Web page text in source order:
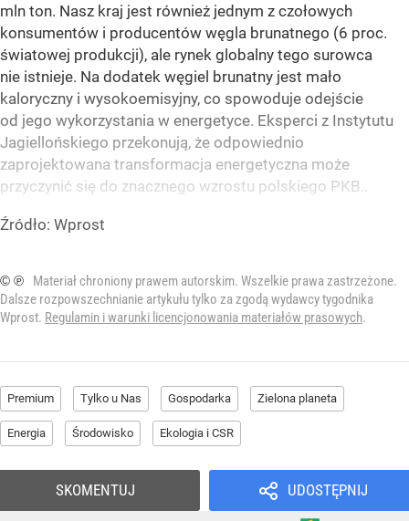
mln ton. Nasz kraj jest również jednym z czołowych
konsumentów i producentów węgla brunatnego (6 proc.
światowej produkcji), ale rynek globalny tego surowca
nie istnieje. Na dodatek węgiel brunatny jest mało
kaloryczny i wysokoemisyjny, co spowoduje odejście
od jego wykorzystania w energetyce. Eksperci z Instytutu
Jagiellońskiego przekonują, że odpowiednio
zaprojektowana transformacja energetyczna może
przyczynić się do znacznego wzrostu polskiego PKB..
Źródło: Wprost
© ℗
Materiał chroniony prawem autorskim. Wszelkie prawa zastrzeżone.
Dalsze rozpowszechnianie artykułu tylko za zgodą wydawcy tygodnika
Wprost. Regulamin i warunki licencjonowania materiałów prasowych.
Premium Tylko u Nas Gospodarka Zielona planeta
Energia Środowisko Ekologia i CSR
UDOSTĘPNIJ
SKOMENTUJ